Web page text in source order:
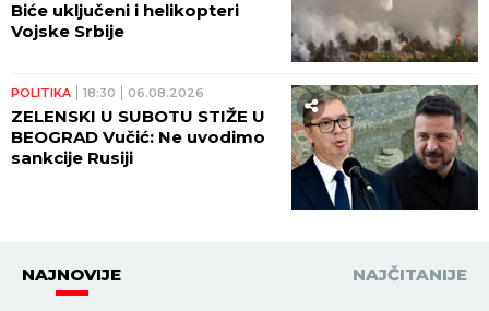
Biće uključeni i helikopteri
Vojske Srbije
POLITIKA 18:30 06.08.2026
ZELENSKI U SUBOTU STIŽE U
BEOGRAD Vučić: Ne uvodimo
sankcije Rusiji
NAJNOVIJE NAJČITANIJE